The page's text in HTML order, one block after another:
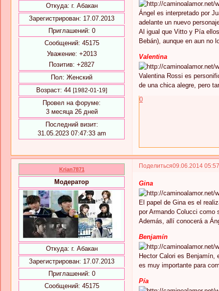
Откуда: г. Абакан
Зарегистрирован: 17.07.2013
Приглашений: 0
Сообщений: 45175
Уважение: +2013
Позитив: +2827
Пол: Женский
Возраст: 44 [1982-01-19]
Провел на форуме:
3 месяца 26 дней
Последний визит:
31.05.2023 07:47:33 am
Ángel es interpretado por
adelante un nuevo
Al igual que Vitto y Pía
Bebán), aunque en aun no
Valentina
Valentina Rossi es
de una chica alegre, pero
0
Поделиться09.06.2014
Krian7871
Модератор
Откуда: г. Абакан
Зарегистрирован: 17.07.2013
Приглашений: 0
Сообщений: 45175
Gina
El papel de Gina es el
por Armando Colucci como
Además, allí conocerá a
Benjamín
Hector Calori es Benjamín,
es muy importante para
Pía